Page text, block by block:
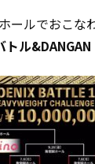
ールでおこな
トル